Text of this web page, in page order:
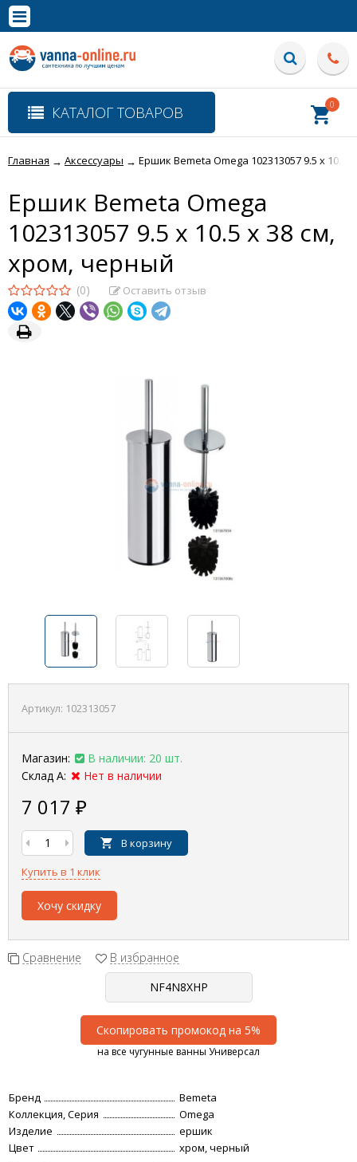
Полная версия сайта
КАТАЛОГ ТОВАРОВ 0
Главная → Аксессуары → Ершик Bemeta Omega 102313057 9.5 x 10.5
Ершик Bemeta Omega
102313057 9.5 x 10.5 x 38 см,
хром, черный
(0) Оставить отзыв
Артикул: 102313057
Магазин:
В наличии: 20 шт.
Склад А:
Нет в наличии
7 017 ₽
В корзину
Купить в 1 клик
Хочу скидку
Сравнение В избранное
Скопировать промокод на 5%
на все чугунные ванны Универсал
Бренд
Bemeta
Коллекция, Серия
Omega
Изделие
ершик
Цвет
хром, черный